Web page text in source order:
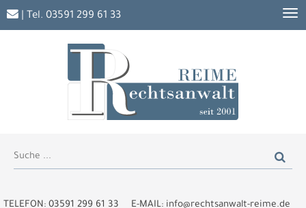
TELEFON: 03591 299 61 33 E-MAIL: info@rechtsanwalt-reime.de
| Tel. 03591 299 61 33